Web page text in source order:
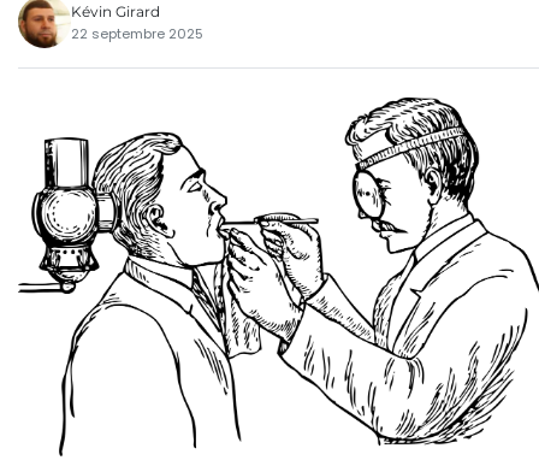
Kévin Girard
22 septembre 2025